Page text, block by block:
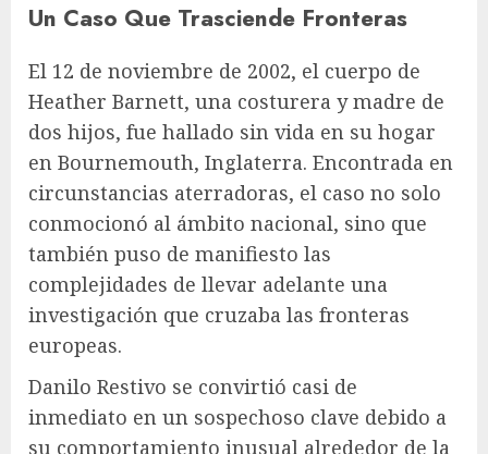
Un Caso Que Trasciende Fronteras
El 12 de noviembre de 2002, el cuerpo de
Heather Barnett, una costurera y madre de
dos hijos, fue hallado sin vida en su hogar
en Bournemouth, Inglaterra. Encontrada en
circunstancias aterradoras, el caso no solo
conmocionó al ámbito nacional, sino que
también puso de manifiesto las
complejidades de llevar adelante una
investigación que cruzaba las fronteras
europeas.
Danilo Restivo se convirtió casi de
inmediato en un sospechoso clave debido a
su comportamiento inusual alrededor de la